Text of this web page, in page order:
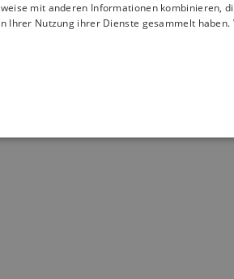
auch
mit anderen Informationen kombinieren,
Ihrer Nutzung ihrer Dienste gesammelt haben.